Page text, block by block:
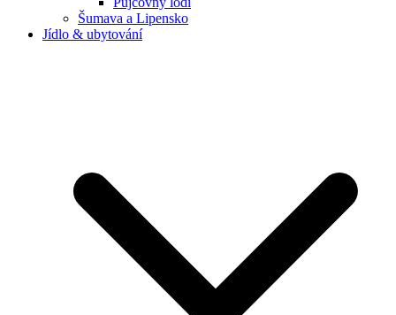
Šumava a Lipensko
Jídlo & ubytování